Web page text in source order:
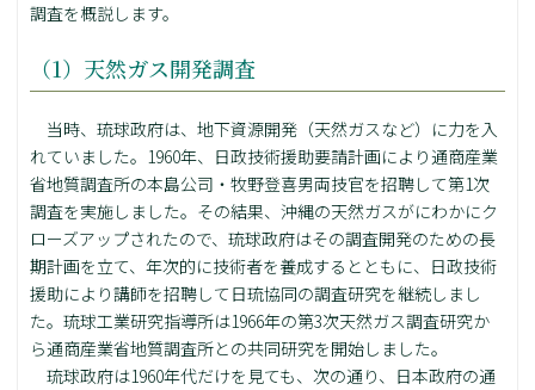
調査を概説します。
（1）天然ガス開発調査
当時、琉球政府は、地下資源開発（天然ガスなど）に力を入
れていました。1960年、日政技術援助要請計画により通商産業
省地質調査所の本島公司・牧野登喜男両技官を招聘して第1次
調査を実施しました。その結果、沖縄の天然ガスがにわかにク
ローズアップされたので、琉球政府はその調査開発のための長
期計画を立て、年次的に技術者を養成するとともに、日政技術
援助により講師を招聘して日琉協同の調査研究を継続しまし
た。琉球工業研究指導所は1966年の第3次天然ガス調査研究か
ら通商産業省地質調査所との共同研究を開始しました。
琉球政府は1960年代だけを見ても、次の通り、日本政府の通